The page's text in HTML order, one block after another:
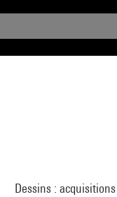
Dessins :